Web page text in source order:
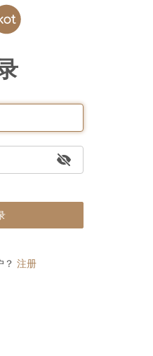
？ 注册